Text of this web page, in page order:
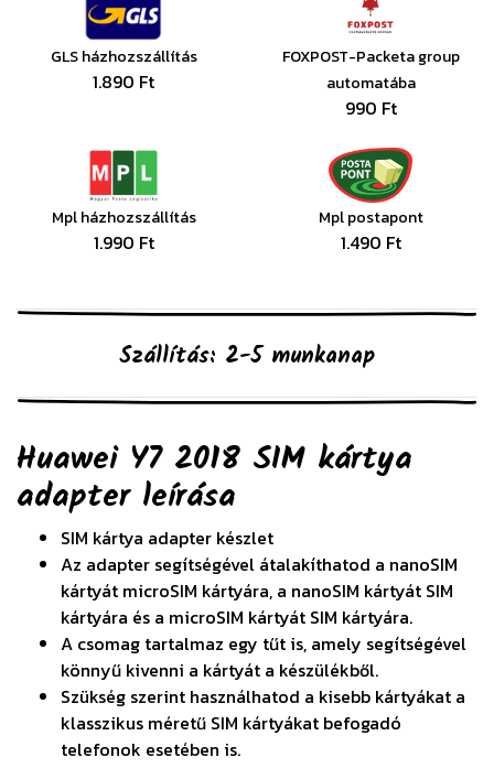
GLS házhozszállítás
1.890 Ft
FOXPOST-Packeta group
automatába
990 Ft
Mpl házhozszállítás
1.990 Ft
Mpl postapont
1.490 Ft
Szállítás: 2-5 munkanap
Huawei Y7 2018 SIM kártya
adapter leírása
SIM kártya adapter készlet
Az adapter segítségével átalakíthatod a nanoSIM
kártyát microSIM kártyára, a nanoSIM kártyát SIM
kártyára és a microSIM kártyát SIM kártyára.
A csomag tartalmaz egy tűt is, amely segítségével
könnyű kivenni a kártyát a készülékből.
Szükség szerint használhatod a kisebb kártyákat a
klasszikus méretű SIM kártyákat befogadó
telefonok esetében is.